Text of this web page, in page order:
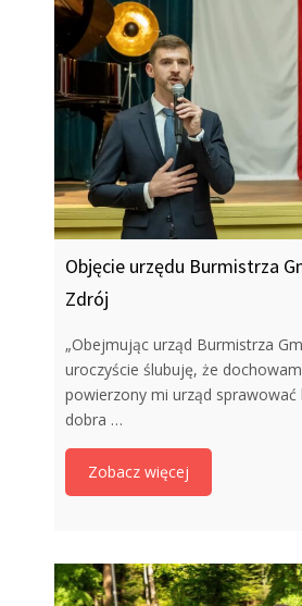
Objęcie urzędu Burmistrza
Zdrój
„Obejmując urząd Burmistrza
uroczyście ślubuję, że
powierzony mi urząd sprawować
dobra …
Zobacz więcej